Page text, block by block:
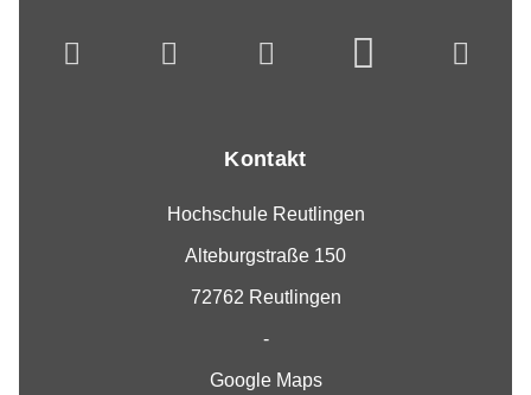
Kontakt
Hochschule Reutlingen
Alteburgstraße 150
72762 Reutlingen
-
Google Maps